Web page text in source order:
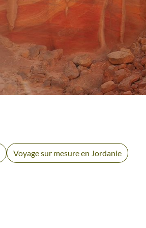
Voyage sur mesure en Jordanie